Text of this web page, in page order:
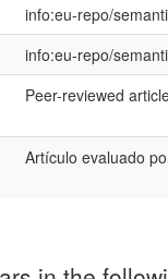
info:eu-repo/
info:eu-repo/
Peer-reviewed
Artículo evaluado